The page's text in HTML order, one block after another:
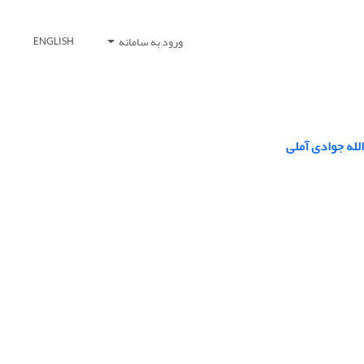
ورود به سامانه ENGLISH
جوادی آملی